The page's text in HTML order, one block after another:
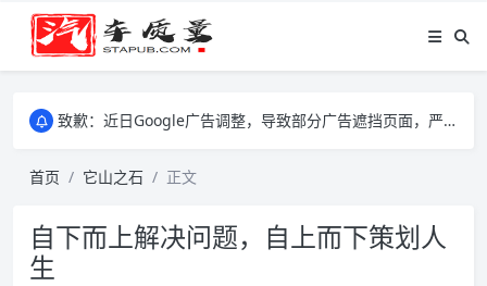
致歉：近日Google广告调整，导致部分广告遮挡页面，严重影响大家访问体验，将尽快调整完成，由此带来的不便，特意致歉！
致歉：近日Google广告调整，导致部分广告遮挡页面，严重影响大家访问体验，将尽快调整完成，由此带来的不便，特意致歉！
首页 它山之石 正文
自下而上解决问题，自上而下策划人
生